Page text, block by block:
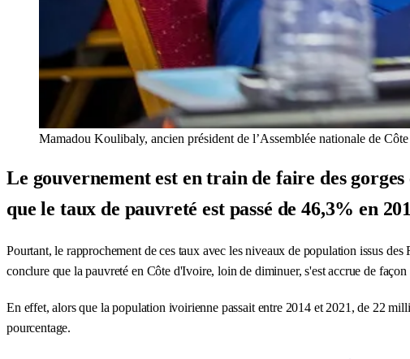
Mamadou Koulibaly, ancien président de l’Assemblée nationale de
Le gouvernement est en train de faire des
que le taux de pauvreté est passé de 46,3% en
Pourtant, le rapprochement de ces taux avec les niveaux de population issus
conclure que la pauvreté en Côte d'Ivoire, loin de diminuer, s'est accrue de façon
En effet, alors que la population ivoirienne passait entre 2014 et 2021, de 22
pourcentage.